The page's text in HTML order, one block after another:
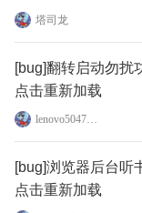
塔司龙
[bug]翻转启动勿扰
点击重新加载
lenovo50470972
[bug]浏览器后台听
点击重新加载